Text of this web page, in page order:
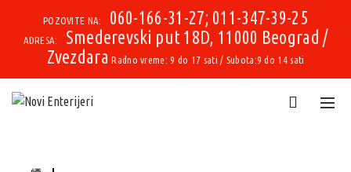
POZOVITE NA: 060-166-31-27; 011-347-39-25
ADRESA:
Smederevski put 18D, 11000 Beograd /
Zvezdara Radno vreme: 9 do 17 sati / Subota:9 do 14 sati